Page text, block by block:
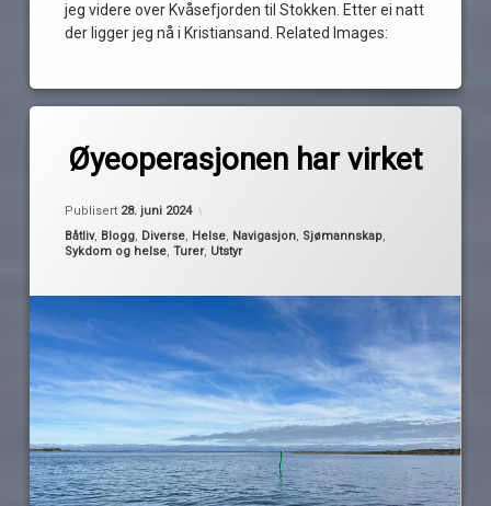
jeg videre over Kvåsefjorden til Stokken. Etter ei natt
der ligger jeg nå i Kristiansand. Related Images:
Øyeoperasjonen har virket
Publisert 28. juni 2024
Kategorier:
Båtliv, Blogg, Diverse, Helse, Navigasjon, Sjømannskap,
Sykdom og helse,Turer, Utstyr
bedre
syn
kartapper
øye
staker
syn